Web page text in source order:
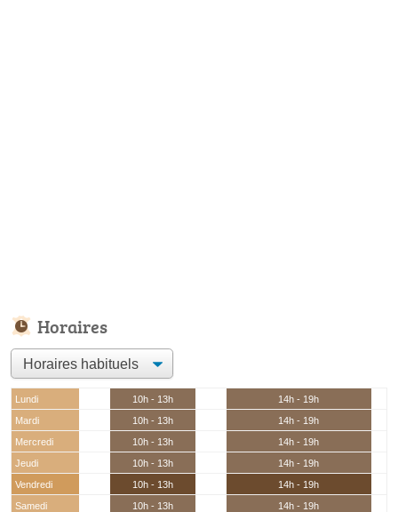
Horaires
Lundi 10h - 13h
14h - 19h
Mardi
10h - 13h
14h - 19h
Mercredi
10h - 13h
14h - 19h
Jeudi
10h - 13h
14h - 19h
Vendredi
10h - 13h
14h - 19h
Samedi
10h - 13h
14h - 19h